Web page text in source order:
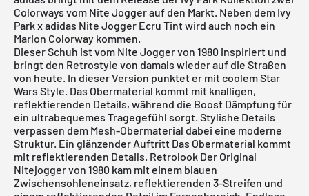
Colorways vom Nite Jogger auf den Markt. Neben dem Ivy
Park x adidas Nite Jogger Ecru Tint wird auch noch ein
Marion Colorway kommen.
Dieser Schuh ist vom Nite Jogger von 1980 inspiriert und
bringt den Retrostyle von damals wieder auf die Straßen
von heute. In dieser Version punktet er mit coolem Star
Wars Style. Das Obermaterial kommt mit knalligen,
reflektierenden Details, während die Boost Dämpfung für
ein ultrabequemes Tragegefühl sorgt. Stylishe Details
verpassen dem Mesh-Obermaterial dabei eine moderne
Struktur. Ein glänzender Auftritt Das Obermaterial kommt
mit reflektierenden Details. Retrolook Der Original
Nitejogger von 1980 kam mit einem blauen
Zwischensohleneinsatz, reflektierenden 3-Streifen und